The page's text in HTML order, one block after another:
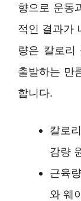
향으로 운동
적인 결과가
량은 칼로리
출발하는 만
합니다.
칼로
감량
근육
와 웨